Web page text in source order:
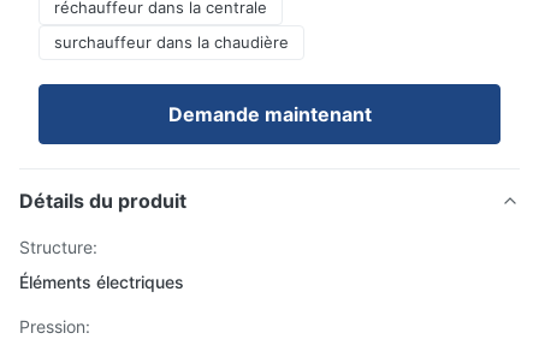
réchauffeur dans la centrale
surchauffeur dans la chaudière
Demande maintenant
Détails du produit
Structure:
Éléments électriques
Pression: